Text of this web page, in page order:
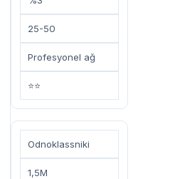
25-50
Profesyonel ağ
⭐⭐
Odnoklassniki
1,5M